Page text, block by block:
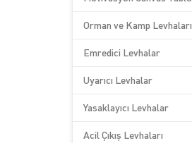
Orman ve Kamp Levhaları
Emredici Levhalar
Uyarıcı Levhalar
Yasaklayıcı Levhalar
Acil Çıkış Levhaları